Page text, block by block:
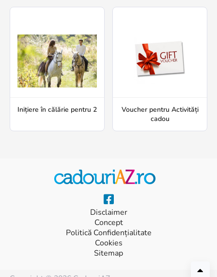
Inițiere în călărie pentru 2
Voucher pentru Activități
cadou
Disclaimer
Concept
Politică Confidențialitate
Cookies
Sitemap